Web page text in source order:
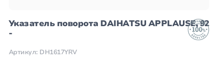
Указатель поворота DAIHATSU APPLAUSE, 92
-
Артикул: DH1617YRV